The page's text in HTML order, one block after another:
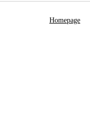
Homepage